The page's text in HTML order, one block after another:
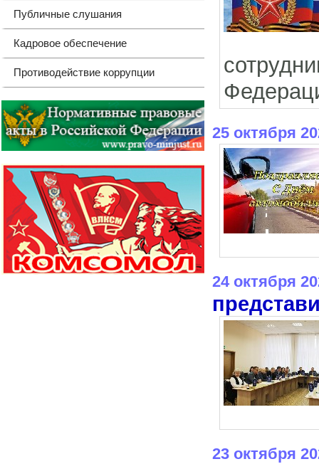
Публичные слушания
Кадровое обеспечение
Противодействие коррупции
25 октября
24 октября
23 октября